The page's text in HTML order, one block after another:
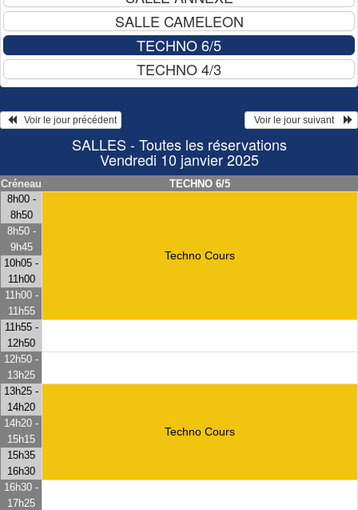
   Voir le jour précédent
  Voir le jour suivant
SALLES - Toutes les réservations
Vendredi 10 janvier 2025
Créneau
TECHNO 6/5
8h00 -
8h50
Techno Cours
8h50 -
9h45
10h05 -
11h00
11h00 -
11h55
11h55 -
12h50
12h50 -
13h25
13h25 -
14h20
Techno Cours
14h20 -
15h15
15h35
16h30
16h30 -
17h25